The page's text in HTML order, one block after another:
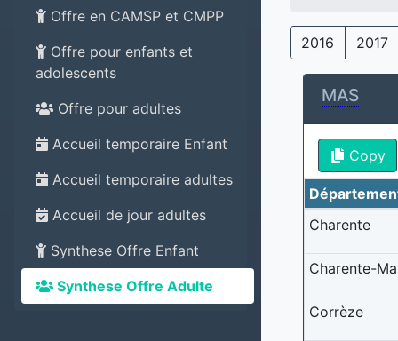
Offre en CAMSP et CMPP
Offre pour enfants et
adolescents
Offre pour adultes
Accueil temporaire Enfant
Accueil temporaire adultes
Accueil de jour adultes
Synthese Offre Enfant
Synthese Offre Adulte
2016 2017
MAS
Copy
Charente
Charente-
Corrèze